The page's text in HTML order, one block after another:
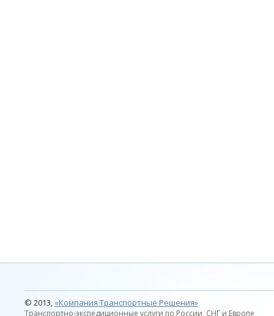
© 2013, «Компания Транспортные Решения»
Транспортно-экспедиционные услуги по России, СНГ и Европе